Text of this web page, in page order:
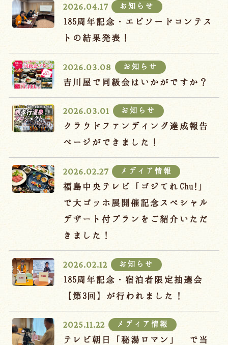
2026.04.17 お知らせ
185周年記念・エピソードコンテス
トの結果発表！
2026.03.08 お知らせ
吉川屋で同級会はいかがですか？
2026.03.01 お知らせ
クラウドファンディング達成報告
ページができました！
2026.02.27 メディア情報
福島中央テレビ「ゴジてれChu!」
で大ゴッホ展開催記念スペシャル
デザート付プランをご紹介いただ
きました！
2026.02.12 お知らせ
185周年記念・宿泊者限定抽選会
【第3回】が行われました！
2025.11.22 メディア情報
テレビ朝日「秘湯ロマン」 で当
お知らせ よくあるご質問
お問い合わせ
予約確認・変更・キャンセル
キャンセルポリシー
宿泊約款
オンラインショップ
吉川屋×温泉むすめ
Follow us
024-542-2226
Language